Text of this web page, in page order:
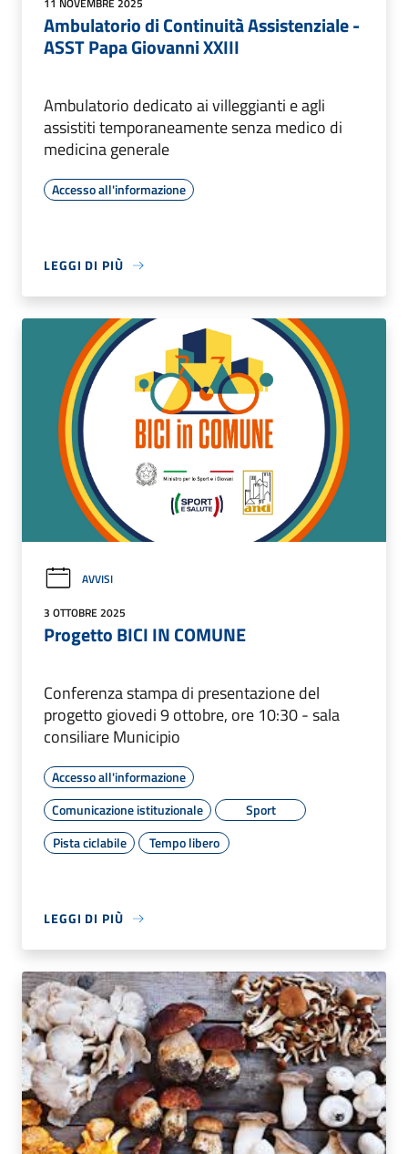
Ambulatorio di Continuità Assistenziale -
ASST Papa Giovanni XXIII
Ambulatorio dedicato ai villeggianti e agli
assistiti temporaneamente senza medico di
medicina generale
Accesso all'informazione
LEGGI DI PIÙ
AVVISI
3 OTTOBRE 2025
Progetto BICI IN COMUNE
Conferenza stampa di presentazione del
progetto giovedi 9 ottobre, ore 10:30 - sala
consiliare Municipio
Accesso all'informazione
Comunicazione istituzionale
Sport
Pista ciclabile
Tempo libero
LEGGI DI PIÙ